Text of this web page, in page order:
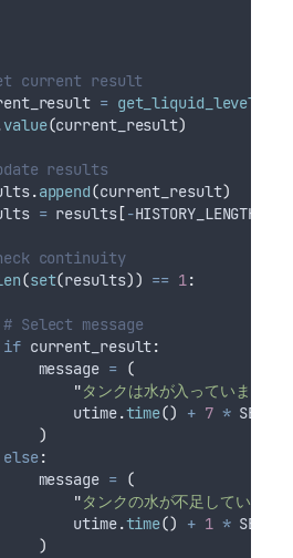
current result
= get_liquid_level
value(current_result)
results
.append(current_result)
= results[-HISTORY_LENGTH
continuity
(set(results)) == 1:
# Select message
if current_result:
message
= (
"タンクは水が入っています
utime
.time() + 7 *
)
else:
message
= (
"タンクの水が不足していま
utime
.time() + 1 *
)